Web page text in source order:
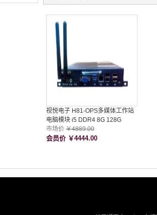
视悦电子 H81-OPS多媒体工作站
电脑模块 i5 DDR4 8G 128G
Windows10操作系统
市场价 ￥4889.00
会员价 ￥4444.00